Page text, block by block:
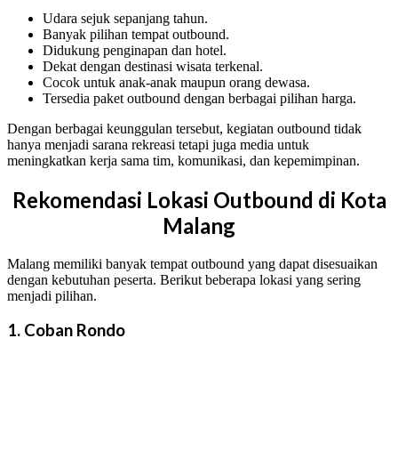
Udara sejuk sepanjang tahun.
Banyak pilihan tempat outbound.
Didukung penginapan dan hotel.
Dekat dengan destinasi wisata terkenal.
Cocok untuk anak-anak maupun orang dewasa.
Tersedia paket outbound dengan berbagai pilihan harga.
Dengan berbagai keunggulan tersebut, kegiatan outbound tidak
hanya menjadi sarana rekreasi tetapi juga media untuk
meningkatkan kerja sama tim, komunikasi, dan kepemimpinan.
Rekomendasi Lokasi Outbound di Kota
Malang
Malang memiliki banyak tempat outbound yang dapat disesuaikan
dengan kebutuhan peserta. Berikut beberapa lokasi yang sering
menjadi pilihan.
1. Coban Rondo